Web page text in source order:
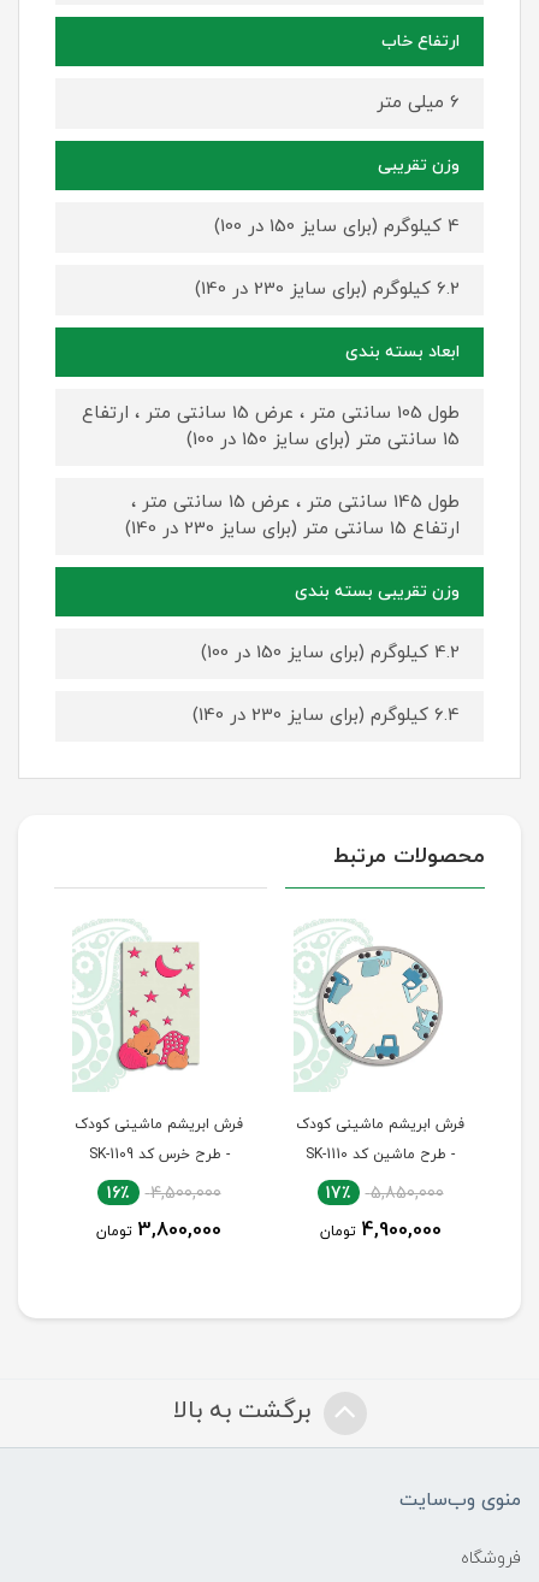
ارتفاع خاب
6 میلی متر
وزن تقریبی
4 کیلوگرم (برای سایز 150 در 100)
6.2 کیلوگرم (برای سایز 230 در 140)
ابعاد بسته بندی
طول 105 سانتی متر ، عرض 15 سانتی متر ، ارتفاع
15 سانتی متر (برای سایز 150 در 100)
طول 145 سانتی متر ، عرض 15 سانتی متر ،
ارتفاع 15 سانتی متر (برای سایز 230 در 140)
وزن تقریبی بسته بندی
4.2 کیلوگرم (برای سایز 150 در 100)
6.4 کیلوگرم (برای سایز 230 در 140)
محصولات مرتبط
فرش ابریشم ماشینی کودک
- طرح ماشین کد SK-1110
5,850,000 17٪
4,900,000 تومان
فرش ابریشم ماشینی کودک
- طرح خرس کد SK-1109
4,500,000 16٪
3,800,000 تومان
برگشت به بالا
منوی وب‌سایت
فروشگاه